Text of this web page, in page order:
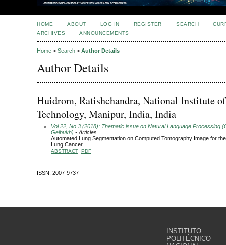
HOME ABOUT LOG IN REGISTER SEARCH
ARCHIVES
ANNOUNCEMENTS
Home > Search > Author Details
Author Details
Huidrom, Ratishchandra, National Institute of
Technology, Manipur, India, India
Vol 22, No 3 (2018): Thematic issue on Natural Language Processing
Gelbukh) - Articles
Automated Lung Segmentation on Computed Tomography Image for
Lung Cancer.
ABSTRACT PDF
ISSN: 2007-9737
INSTITUTO
POLITÉCNICO